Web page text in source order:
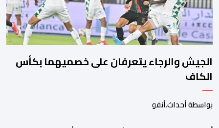
الجيش والرجاء يتعرفان على خصميهما بكأس
الكاف
بواسطة أحداث.أنفو